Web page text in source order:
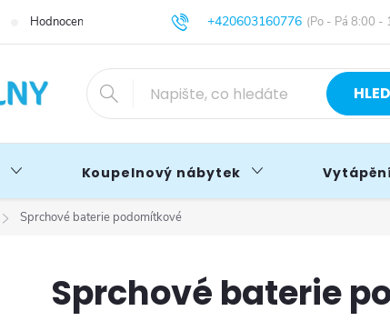
+420603160776
info@primakoupelny.cz
Hodnocení obchodu Obchodní podmínky Blog
Koupelnový nábytek Vytápění
Sprchové baterie podomítkové
Sprchové baterie